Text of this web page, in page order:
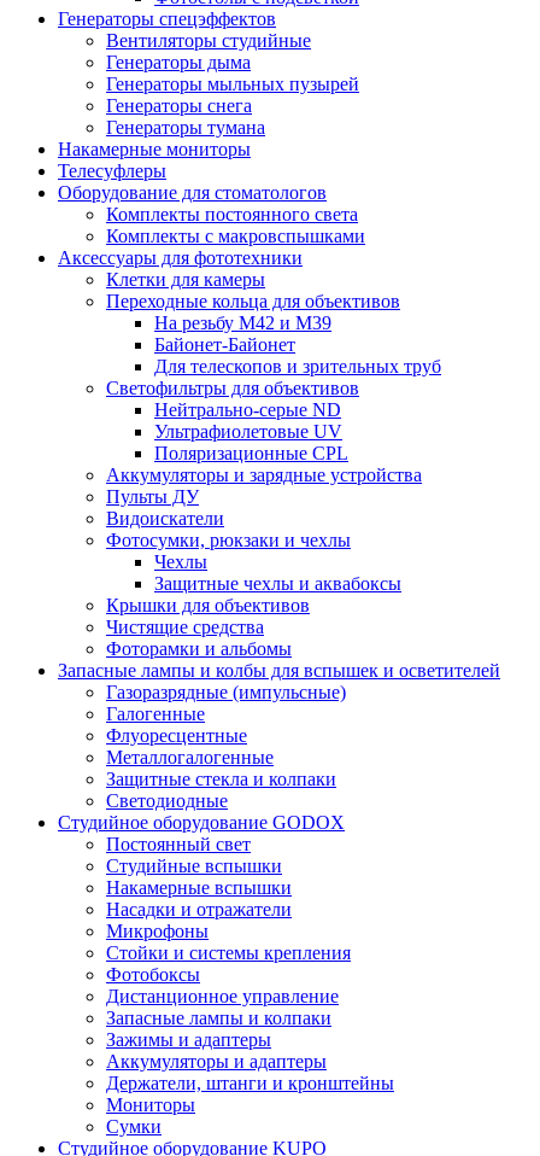
Генераторы спецэффектов
Вентиляторы студийные
Генераторы дыма
Генераторы мыльных пузырей
Генераторы снега
Генераторы тумана
Накамерные мониторы
Телесуфлеры
Оборудование для стоматологов
Комплекты постоянного света
Комплекты с макровспышками
Аксессуары для фототехники
Клетки для камеры
Переходные кольца для объективов
На резьбу М42 и М39
Байонет-Байонет
Для телескопов и зрительных труб
Светофильтры для объективов
Нейтрально-серые ND
Ультрафиолетовые UV
Поляризационные CPL
Аккумуляторы и зарядные устройства
Пульты ДУ
Видоискатели
Фотосумки, рюкзаки и чехлы
Чехлы
Защитные чехлы и аквабоксы
Крышки для объективов
Чистящие средства
Фоторамки и альбомы
Запасные лампы и колбы для вспышек и осветителей
Газоразрядные (импульсные)
Галогенные
Флуоресцентные
Металлогалогенные
Защитные стекла и колпаки
Светодиодные
Студийное оборудование GODOX
Постоянный свет
Студийные вспышки
Накамерные вспышки
Насадки и отражатели
Микрофоны
Стойки и системы крепления
Фотобоксы
Дистанционное управление
Запасные лампы и колпаки
Зажимы и адаптеры
Аккумуляторы и адаптеры
Держатели, штанги и кронштейны
Мониторы
Сумки
Студийное оборудование KUPO